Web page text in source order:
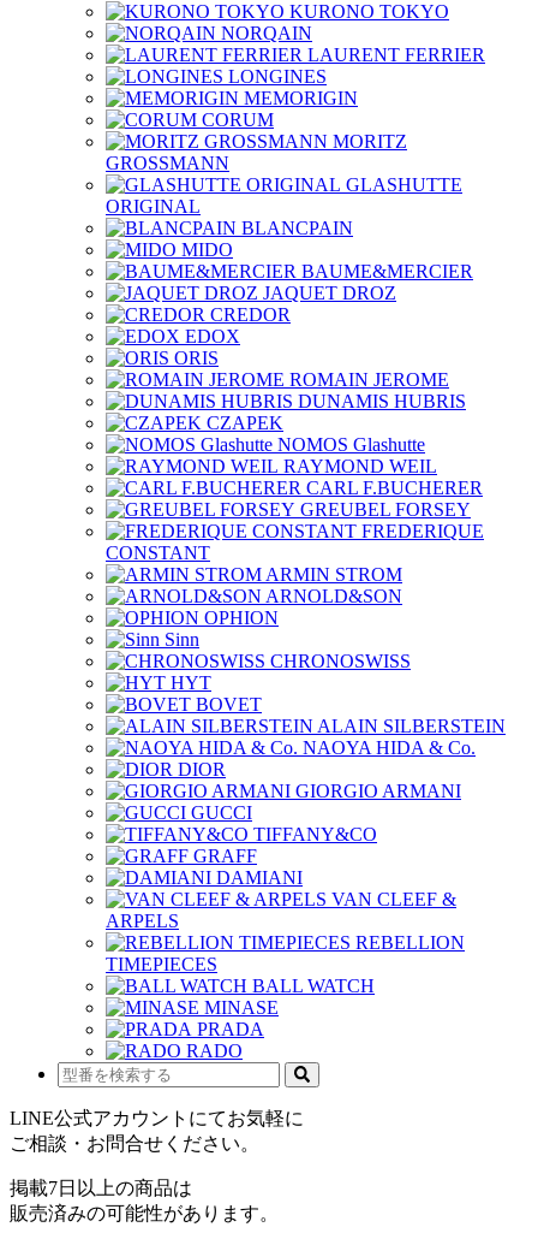
KURONO TOKYO
NORQAIN
LAURENT FERRIER
LONGINES
MEMORIGIN
CORUM
MORITZ
GROSSMANN
GLASHUTTE
ORIGINAL
BLANCPAIN
MIDO
BAUME&MERCIER
JAQUET DROZ
CREDOR
EDOX
ORIS
ROMAIN JEROME
DUNAMIS HUBRIS
CZAPEK
NOMOS Glashutte
RAYMOND WEIL
CARL F.BUCHERER
GREUBEL FORSEY
FREDERIQUE
CONSTANT
ARMIN STROM
ARNOLD&SON
OPHION
Sinn
CHRONOSWISS
HYT
BOVET
ALAIN SILBERSTEIN
NAOYA HIDA & Co.
DIOR
GIORGIO ARMANI
GUCCI
TIFFANY&CO
GRAFF
DAMIANI
VAN CLEEF &
ARPELS
REBELLION
TIMEPIECES
BALL WATCH
MINASE
PRADA
RADO
LINE公式アカウントにてお気軽に
ご相談・お問合せください。
掲載7日以上の商品は
販売済みの可能性があります。